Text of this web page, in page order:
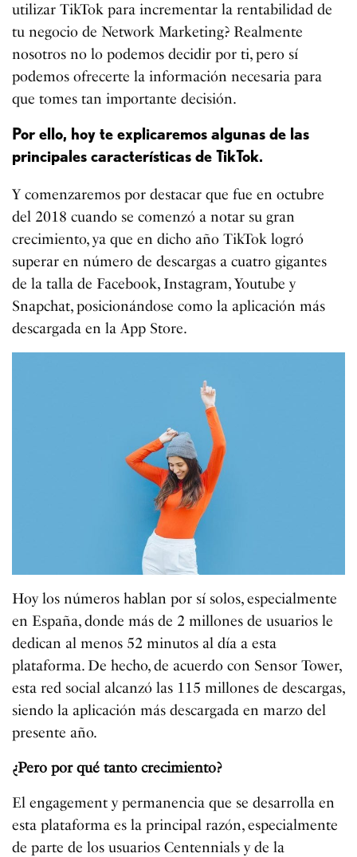
utilizar TikTok para incrementar la rentabilidad de
tu negocio de Network Marketing? Realmente
nosotros no lo podemos decidir por ti, pero sí
podemos ofrecerte la información necesaria para
que tomes tan importante decisión.
Por ello, hoy te explicaremos algunas de las
principales características de TikTok.
Y comenzaremos por destacar que fue en octubre
del 2018 cuando se comenzó a notar su gran
crecimiento, ya que en dicho año TikTok logró
superar en número de descargas a cuatro gigantes
de la talla de Facebook, Instagram, Youtube y
Snapchat, posicionándose como la aplicación más
descargada en la App Store.
Hoy los números hablan por sí solos, especialmente
en España, donde más de 2 millones de usuarios le
dedican al menos 52 minutos al día a esta
plataforma. De hecho, de acuerdo con Sensor Tower,
esta red social alcanzó las 115 millones de descargas,
siendo la aplicación más descargada en marzo del
presente año.
¿Pero por qué tanto crecimiento?
El engagement y permanencia que se desarrolla en
esta plataforma es la principal razón, especialmente
de parte de los usuarios Centennials y de la